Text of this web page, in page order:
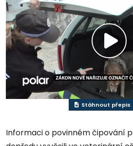
Stáhnout přepis
Informaci o povinném čipování